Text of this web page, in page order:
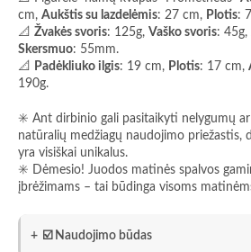
cm, Aukštis su lazdelėmis: 27 cm, Plotis:
📐 Žvakės svoris: 125g, Vaško svoris: 45g,
Skersmuo: 55mm.
📐
Padėkliuko ilgis: 19 cm, Plotis: 17 cm,
190g.
✳️ Ant dirbinio gali pasitaikyti nelygumų
natūralių medžiagų naudojimo priežastis,
yra visiškai unikalus.
✳️ Dėmesio! Juodos matinės spalvos
įbrėžimams – tai būdinga visoms
☑️ Naudojimo būdas